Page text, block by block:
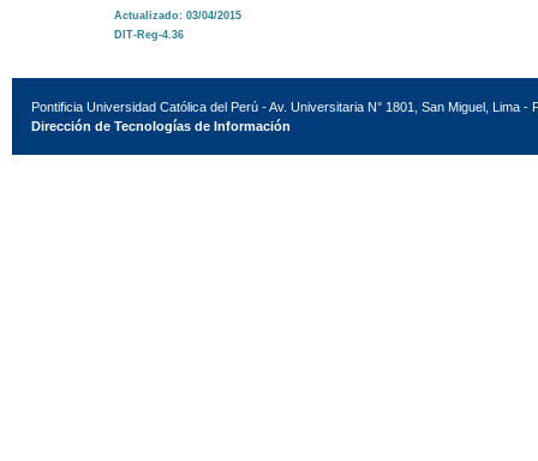
Actualizado: 03/04/2015
DIT-Reg-4.36
Pontificia Universidad Católica del Perú - Av. Universitaria N° 1801, San Miguel, Lima -
Dirección de Tecnologías de Información